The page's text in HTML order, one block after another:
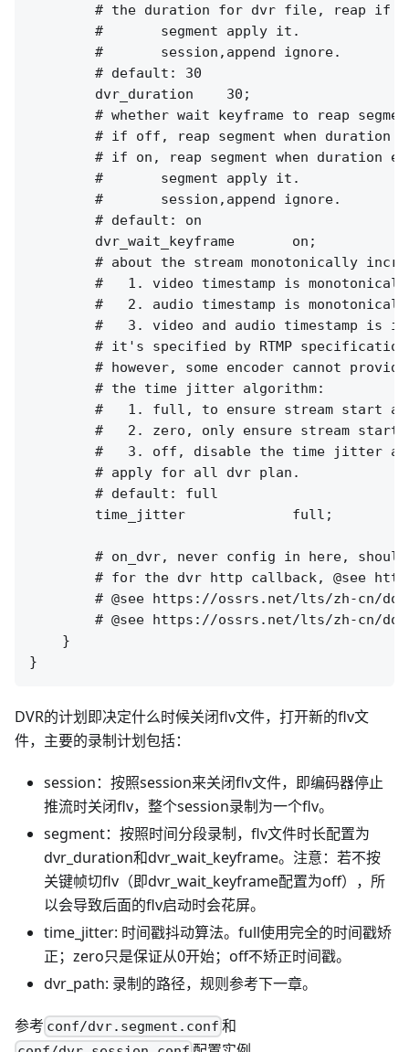
# the duration for dvr file, reap if
        #       segment apply it.
        #       session,append ignore.
        # default: 30
        dvr_duration    30;
# whether wait keyframe to reap
# if off, reap segment when duration
# if on, reap segment when duration
        #       segment apply it.
        #       session,append ignore.
        # default: on
        dvr_wait_keyframe       on;
# about the stream monotonically
#   1. video timestamp is
#   2. audio timestamp is
#   3. video and audio timestamp is
# it's specified by RTMP
# however, some encoder cannot
        # the time jitter algorithm:
#   1. full, to ensure stream start
#   2. zero, only ensure stream start
#   3. off, disable the time jitter
        # apply for all dvr plan.
        # default: full
        time_jitter             full;
# on_dvr, never config in here,
# for the dvr http callback, @see
# @see https://ossrs.net/lts/zh-cn/
# @see https://ossrs.net/lts/zh-cn/
    }
DVR的计划即决定什么时候关闭flv文件，打开新的flv文
件，主要的录制计划包括：
session：按照session来关闭flv文件，即编码器停止
推流时关闭flv，整个session录制为一个flv。
segment：按照时间分段录制，flv文件时长配置为
dvr_duration和dvr_wait_keyframe。注意：若不按
关键帧切flv（即dvr_wait_keyframe配置为off），所
以会导致后面的flv启动时会花屏。
time_jitter: 时间戳抖动算法。full使用完全的时间戳矫
正；zero只是保证从0开始；off不矫正时间戳。
dvr_path: 录制的路径，规则参考下一章。
参考 conf/dvr.segment.conf 和